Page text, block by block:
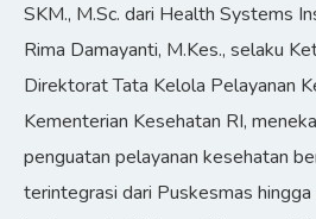
SKM., M.Sc. dari Health Systems
Rima Damayanti, M.Kes., selaku
Direktorat Tata Kelola Pelayanan
Kementerian Kesehatan RI,
penguatan pelayanan kesehatan
terintegrasi dari Puskesmas hingga